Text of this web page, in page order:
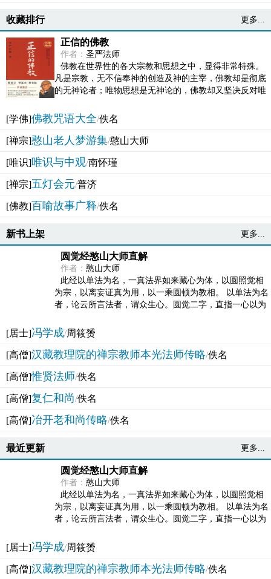
收藏排行 更多...
正信的佛教
作者： 圣严法师
佛教在世界性的各大宗教和思想之中，显得非常特殊。
凡是宗教，无不信奉神的创造及神的主宰，佛教却是彻底
的无神论者；唯物思想是无神论的，佛教却又坚决反对唯
[学佛]佛教咒语大全/佚名
[禅宗]憨山老人梦游集/憨山大师
[唯识]唯识与中观/南怀瑾
[禅宗]五灯会元/普济
[佛教]百喻故事广释/佚名
新书上架 更多...
圆觉经憨山大师直解
作者： 憨山大师
此经以单法为名，一真法界如来藏心为体，以圆照觉相
为宗，以离妄证真为用，以一乘圆顿为教相。 以单法为名
者，论云所言法者，谓众生心。圆觉二字，直指一心以为
[居士]冯学成/周筱赟
[高僧]汉藏教理院的禅宗教师本光法师传略/佚名
[高僧]惟贤法师/佚名
[高僧]复仁和尚/佚名
[高僧]冶开老和尚传略/佚名
最近更新 更多...
圆觉经憨山大师直解
作者： 憨山大师
此经以单法为名，一真法界如来藏心为体，以圆照觉相
为宗，以离妄证真为用，以一乘圆顿为教相。 以单法为名
者，论云所言法者，谓众生心。圆觉二字，直指一心以为
[居士]冯学成/周筱赟
[高僧]汉藏教理院的禅宗教师本光法师传略/佚名